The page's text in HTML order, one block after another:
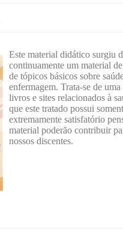
Este material didático surgiu
continuamente um material
de tópicos básicos sobre
enfermagem. Trata-se de
livros e sites relacionados à
que este tratado possui
extremamente satisfatório
material poderão contribuir
nossos discentes.